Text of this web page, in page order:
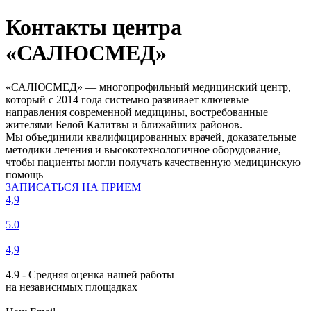
Контакты центра
«САЛЮСМЕД»
«САЛЮСМЕД» — многопрофильный медицинский центр,
который с 2014 года системно развивает ключевые
направления современной медицины, востребованные
жителями Белой Калитвы и ближайших районов.
Мы объединили квалифицированных врачей, доказательные
методики лечения и высокотехнологичное оборудование,
чтобы пациенты могли получать качественную медицинскую
помощь
ЗАПИСАТЬСЯ НА ПРИЕМ
4,9
5.0
4,9
4.9 - Средняя оценка нашей работы
на независимых площадках